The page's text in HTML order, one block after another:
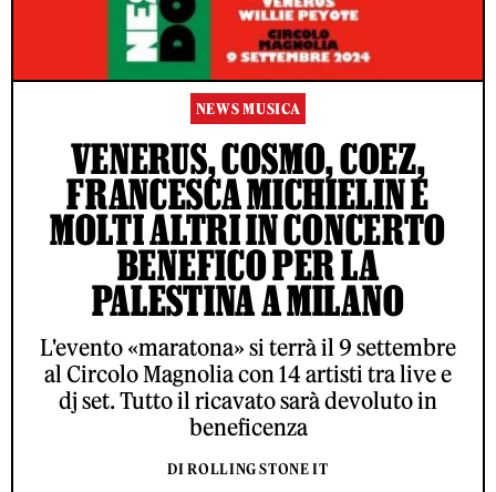
NEWS MUSICA
VENERUS, COSMO, COEZ,
FRANCESCA MICHIELIN E
MOLTI ALTRI IN CONCERTO
BENEFICO PER LA
PALESTINA A MILANO
L'evento «maratona» si terrà il 9 settembre
al Circolo Magnolia con 14 artisti tra live e
dj set. Tutto il ricavato sarà devoluto in
beneficenza
DI ROLLING STONE IT